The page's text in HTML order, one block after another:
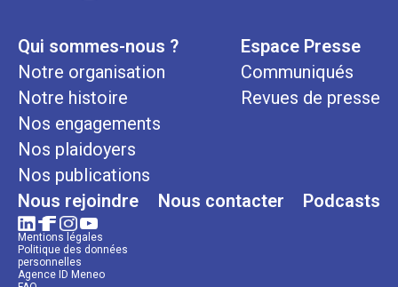
Qui sommes-nous ?
Notre organisation
Notre histoire
Nos engagements
Nos plaidoyers
Nos publications
Espace Presse
Communiqués
Revues de presse
Nous rejoindre Nous contacter Podcasts
Mentions légales
Politique des données
personnelles
Agence ID Meneo